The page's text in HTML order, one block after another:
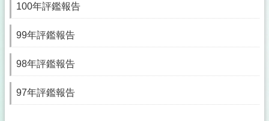
100年評鑑報告
99年評鑑報告
98年評鑑報告
97年評鑑報告